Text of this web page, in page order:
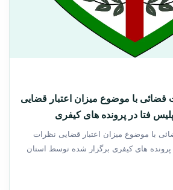
با موضوع میزان اعتبار قضایی
فتا در پرونده های کیفری
با موضوع میزان اعتبار قضایی نظرات
پرونده های کیفری برگزار شده توسط استان